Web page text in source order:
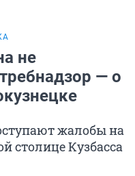
не
— о
жалобы на
столице Кузбасса